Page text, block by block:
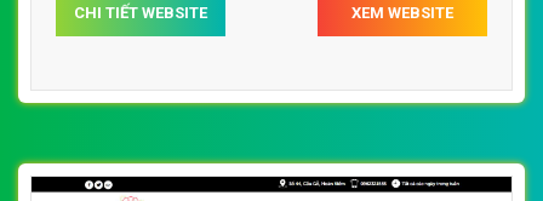
CHI TIẾT WEBSITE XEM WEBSITE